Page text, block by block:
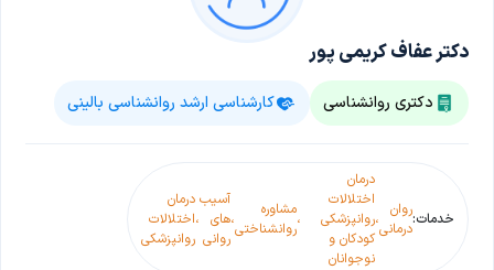
دکتر عفاف کریمی پور
دکتری روانشناسی کارشناسی ارشد روانشناسی بالینی
خدمات:روان
درمانی،
درمان
اختلالات
روانپزشکی
کودکان و
نوجوانان
،مشاوره
روانشناختی،
آسیب
های
روانی
،
درمان
اختلالات
روانپزشکی